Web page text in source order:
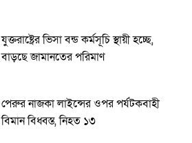
যুক্তরাষ্ট্রের ভিসা বন্ড কর্মসূচি স্থায়ী হচ্ছে,
বাড়ছে জামানতের পরিমাণ
পেরুর নাজকা লাইন্সের ওপর পর্যটকবাহী
বিমান বিধ্বস্ত, নিহত ১৩